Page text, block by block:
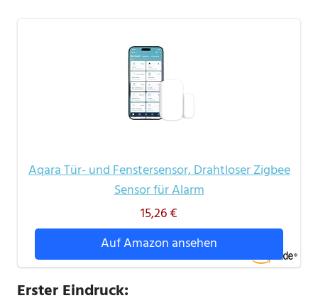
Aqara Tür- und Fenstersensor, Drahtloser Zigbee
Sensor für Alarm
15,26 €
Auf Amazon ansehen
Erster Eindruck: